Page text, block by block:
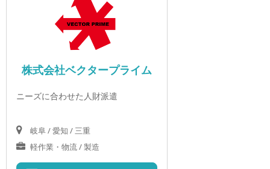
株式会社ベクタープライム
ニーズに合わせた人財派遣
岐阜 / 愛知 / 三重
軽作業・物流 / 製造